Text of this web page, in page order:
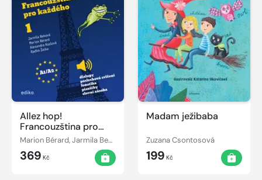
Allez hop!
Francouzština pro
každého
Marion Bérard, Jarmila Beková, Alexandra Kozlová, Radim Žatka
369 Kč
Madam ježibaba
Zuzana Csontosová
199 Kč